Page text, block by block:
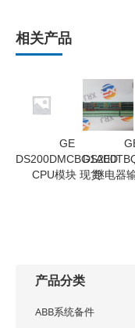
相关产品
GE
DS200DMCBG1AED
CPU模块 现货继电器
产品分类
ABB系统备件